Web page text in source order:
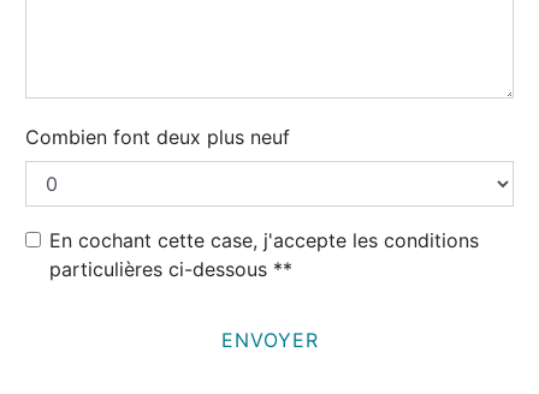
Combien font deux plus neuf
En cochant cette case, j'accepte les conditions
particulières ci-dessous **
ENVOYER